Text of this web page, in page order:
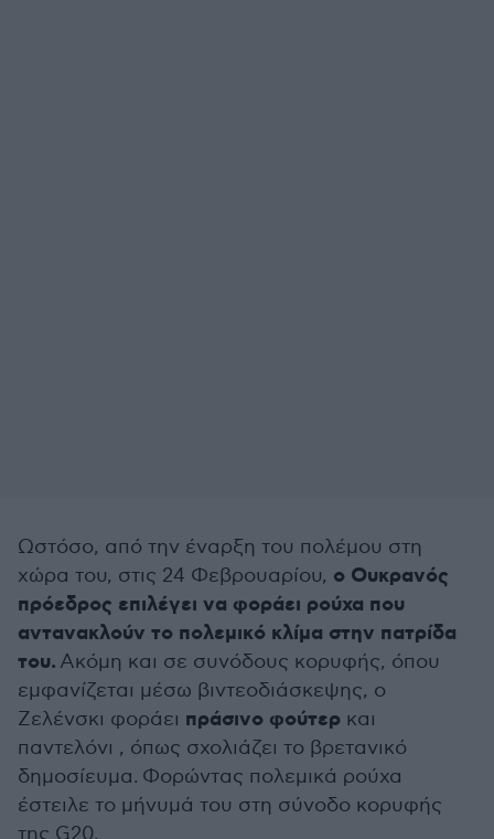
Ωστόσο, από την έναρξη του πολέμου στη
χώρα του, στις 24 Φεβρουαρίου, ο Ουκρανός
πρόεδρος επιλέγει να φοράει ρούχα που
αντανακλούν το πολεμικό κλίμα στην πατρίδα
του. Ακόμη και σε συνόδους κορυφής, όπου
εμφανίζεται μέσω βιντεοδιάσκεψης, ο
Ζελένσκι φοράει πράσινο φούτερ και
παντελόνι , όπως σχολιάζει το βρετανικό
δημοσίευμα. Φορώντας πολεμικά ρούχα
έστειλε το μήνυμά του στη σύνοδο κορυφής
της G20.